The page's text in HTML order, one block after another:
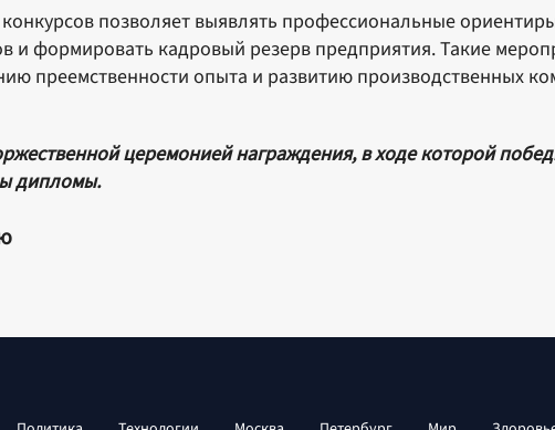
позволяет выявлять профессиональные
и формировать кадровый резерв предприятия. Такие
преемственности опыта и развитию производственных
церемонией награждения, в ходе которой
дипломы.